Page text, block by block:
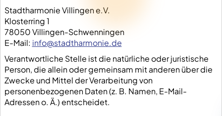
Stadtharmonie Villingen e.V.
Klosterring 1
78050 Villingen-Schwenningen
E-Mail: info@stadtharmonie.de
Verantwortliche Stelle ist die natürliche oder juristische
Person, die allein oder gemeinsam mit anderen über die
Zwecke und Mittel der Verarbeitung von
personenbezogenen Daten (z. B. Namen, E-Mail-
Adressen o. Ä.) entscheidet.